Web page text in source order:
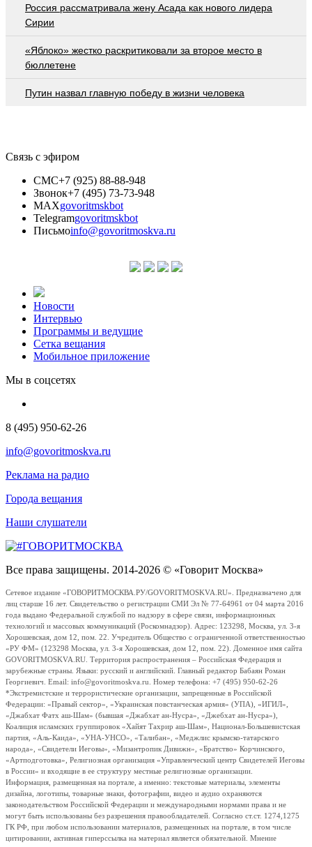
Россия рассматривала жену Асада как нового лидера
Сирии
«Яблоко» жестко раскритиковали за второе место в
бюллетене
Путин назвал главную победу в жизни человека
Связь с эфиром
СМС+7 (925) 88-88-948
Звонок+7 (495) 73-73-948
MAXgovoritmskbot
Telegramgovoritmskbot
Письмоinfo@govoritmoskva.ru
Новости
Интервью
Программы и ведущие
Сетка вещания
Мобильное приложение
Мы в соцсетях
8 (495) 950-62-26
info@govoritmoskva.ru
Реклама на радио
Города вещания
Наши слушатели
Все права защищены. 2014-2026 © «Говорит Москва»
Сетевое издание «ГОВОРИТМОСКВА.РУ/GOVORITMOSKVA.RU». Предназначено для
лиц старше 16 лет. Свидетельство о регистрации СМИ Эл № 77-64961 от 04 марта 2016
года выдано Федеральной службой по надзору в сфере связи, информационных
технологий и массовых коммуникаций (Роскомнадзор). Адрес: 123298, Москва, ул. 3-я
Хорошевская, дом 12, пом. 22. Учредитель Общество с ограниченной ответственностью
«РУ ФМ» (123298 Москва, ул. 3-я Хорошевская, дом 12, пом. 22). Доменное имя сайта
GOVORITMOSKVA.RU. Территория распространения – Российская Федерация и
зарубежные страны. Языки: русский и английский. Главный редактор Бабаян Роман
Георгиевич. Email: info@govoritmoskva.ru. Номер телефона: +7 (495) 950-62-26
*Экстремистские и террористические организации, запрещенные в Российской
Федерации: «Правый сектор», «Украинская повстанческая армия» (УПА), «ИГИЛ»,
«Джабхат Фатх аш-Шам» (бывшая «Джабхат ан-Нусра», «Джебхат ан-Нусра»),
Коалиция исламских группировок «Хайят Тахрир аш-Шам», Национал-Большевистская
партия, «Аль-Каида», «УНА-УНСО», «Талибан», «Меджлис крымско-татарского
народа», «Свидетели Иеговы», «Мизантропик Дивижн», «Братство» Корчинского,
«Артподготовка», Религиозная организация «Управленческий центр Свидетелей Иеговы
в России» и входящие в ее структуру местные религиозные организации.
Информация, размещенная на портале, а именно: текстовые материалы, элементы
дизайна, логотипы, товарные знаки, фотографии, видео и аудио охраняются
законодательством Российской Федерации и международными нормами права и не
могут быть использованы без разрешения правообладателей. Согласно ст.ст. 1274,1275
ГК РФ, при любом использовании материалов, размещенных на портале, в том числе
цитировании, активная гиперссылка на материал является обязательной. Мнение